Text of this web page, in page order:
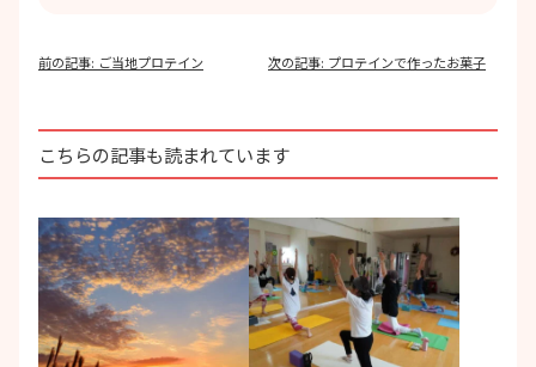
投
ゲ
ー
シ
ン
前の記事: ご当地プロテイン 次の記事: プロテインで作ったお菓子
こちらの記事も読まれています